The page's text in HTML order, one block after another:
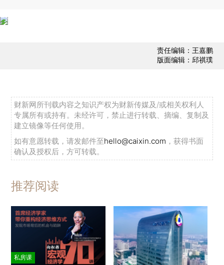
责任编辑：王嘉鹏
版面编辑：邱祺璞
财新网所刊载内容之知识产权为财新传媒及/或相关权利人
专属所有或持有。未经许可，禁止进行转载、摘编、复制及
建立镜像等任何使用。
如有意愿转载，请发邮件至hello@caixin.com ，获得书面
确认及授权后，方可转载。
推荐阅读
私房课